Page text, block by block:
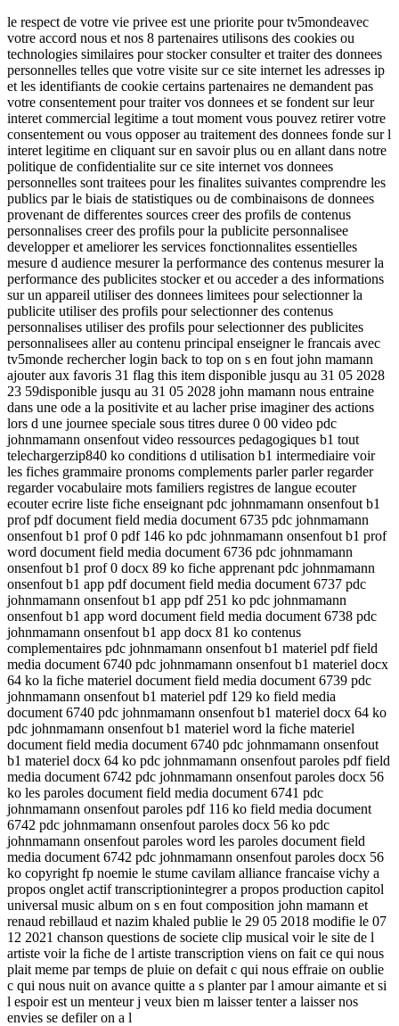
le respect de votre vie privee est une priorite pour tv5mondeavec
votre accord nous et nos 8 partenaires utilisons des cookies ou
technologies similaires pour stocker consulter et traiter des donnees
personnelles telles que votre visite sur ce site internet les adresses ip
et les identifiants de cookie certains partenaires ne demandent pas
votre consentement pour traiter vos donnees et se fondent sur leur
interet commercial legitime a tout moment vous pouvez retirer votre
consentement ou vous opposer au traitement des donnees fonde sur l
interet legitime en cliquant sur en savoir plus ou en allant dans notre
politique de confidentialite sur ce site internet vos donnees
personnelles sont traitees pour les finalites suivantes comprendre les
publics par le biais de statistiques ou de combinaisons de donnees
provenant de differentes sources creer des profils de contenus
personnalises creer des profils pour la publicite personnalisee
developper et ameliorer les services fonctionnalites essentielles
mesure d audience mesurer la performance des contenus mesurer la
performance des publicites stocker et ou acceder a des informations
sur un appareil utiliser des donnees limitees pour selectionner la
publicite utiliser des profils pour selectionner des contenus
personnalises utiliser des profils pour selectionner des publicites
personnalisees aller au contenu principal enseigner le francais avec
tv5monde rechercher login back to top on s en fout john mamann
ajouter aux favoris 31 flag this item disponible jusqu au 31 05 2028
23 59disponible jusqu au 31 05 2028 john mamann nous entraine
dans une ode a la positivite et au lacher prise imaginer des actions
lors d une journee speciale sous titres duree 0 00 video pdc
johnmamann onsenfout video ressources pedagogiques b1 tout
telechargerzip840 ko conditions d utilisation b1 intermediaire voir
les fiches grammaire pronoms complements parler parler regarder
regarder vocabulaire mots familiers registres de langue ecouter
ecouter ecrire liste fiche enseignant pdc johnmamann onsenfout b1
prof pdf document field media document 6735 pdc johnmamann
onsenfout b1 prof 0 pdf 146 ko pdc johnmamann onsenfout b1 prof
word document field media document 6736 pdc johnmamann
onsenfout b1 prof 0 docx 89 ko fiche apprenant pdc johnmamann
onsenfout b1 app pdf document field media document 6737 pdc
johnmamann onsenfout b1 app pdf 251 ko pdc johnmamann
onsenfout b1 app word document field media document 6738 pdc
johnmamann onsenfout b1 app docx 81 ko contenus
complementaires pdc johnmamann onsenfout b1 materiel pdf field
media document 6740 pdc johnmamann onsenfout b1 materiel docx
64 ko la fiche materiel document field media document 6739 pdc
johnmamann onsenfout b1 materiel pdf 129 ko field media
document 6740 pdc johnmamann onsenfout b1 materiel docx 64 ko
pdc johnmamann onsenfout b1 materiel word la fiche materiel
document field media document 6740 pdc johnmamann onsenfout
b1 materiel docx 64 ko pdc johnmamann onsenfout paroles pdf field
media document 6742 pdc johnmamann onsenfout paroles docx 56
ko les paroles document field media document 6741 pdc
johnmamann onsenfout paroles pdf 116 ko field media document
6742 pdc johnmamann onsenfout paroles docx 56 ko pdc
johnmamann onsenfout paroles word les paroles document field
media document 6742 pdc johnmamann onsenfout paroles docx 56
ko copyright fp noemie le stume cavilam alliance francaise vichy a
propos onglet actif transcriptionintegrer a propos production capitol
universal music album on s en fout composition john mamann et
renaud rebillaud et nazim khaled publie le 29 05 2018 modifie le 07
12 2021 chanson questions de societe clip musical voir le site de l
artiste voir la fiche de l artiste transcription viens on fait ce qui nous
plait meme par temps de pluie on defait c qui nous effraie on oublie
c qui nous nuit on avance quitte a s planter par l amour aimante et si
l espoir est un menteur j veux bien m laisser tenter a laisser nos
envies se defiler on a l